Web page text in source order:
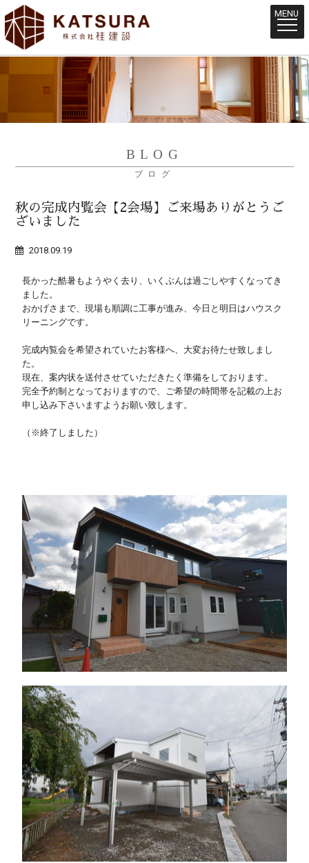
MENU
BLOG
ブログ
秋の完成内覧会【2会場】ご来場ありがとうご
ざいました
2018.09.19
長かった酷暑もようやく去り、いくぶんは過ごしやすくなってき
ました。
おかげさまで、現場も順調に工事が進み、今日と明日はハウスク
リーニングです。
完成内覧会を希望されていたお客様へ、大変お待たせ致しまし
た。
現在、案内状を送付させていただきたく準備をしております。
完全予約制となっておりますので、ご希望の時間帯を記載の上お
申し込み下さいますようお願い致します。
（※終了しました）